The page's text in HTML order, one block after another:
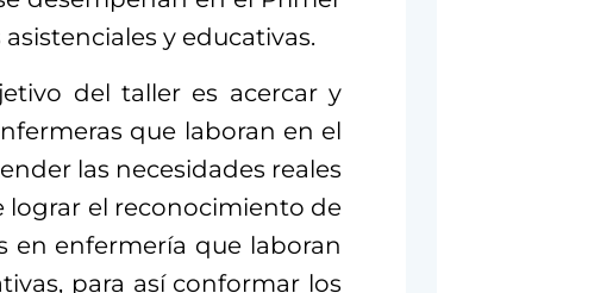
y educativas.
del taller es acercar y
que laboran en el
las necesidades reales
lograr el reconocimiento de
en enfermería que laboran
para así conformar los